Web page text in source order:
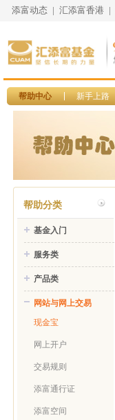
添富动态 | 汇添富香港 |
帮助中心 新手上路
帮助分类
基金入门
服务类
产品类
网站与网上交易
现金宝
网上开户
交易规则
添富通行证
添富空间